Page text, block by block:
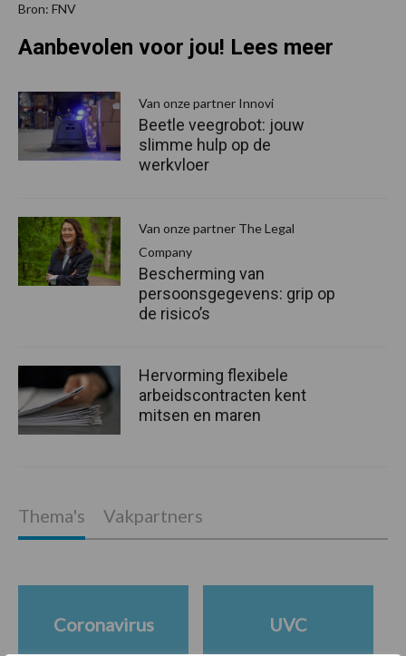
Bron: FNV
Aanbevolen voor jou! Lees meer
Van onze partner Innovi
Beetle veegrobot: jouw
slimme hulp op de
werkvloer
Van onze partner The Legal
Company
Bescherming van
persoonsgegevens: grip op
de risico’s
Hervorming flexibele
arbeidscontracten kent
mitsen en maren
Thema's Vakpartners
Coronavirus UVC